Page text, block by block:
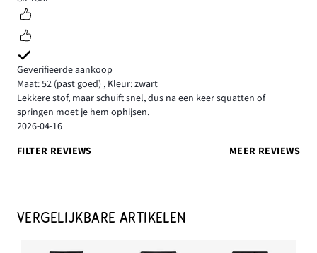
Geverifieerde aankoop
Maat: 52 (past goed) , Kleur: zwart
Lekkere stof, maar schuift snel, dus na een keer squatten of
springen moet je hem ophijsen.
2026-04-16
FILTER REVIEWS
MEER REVIEWS
VERGELIJKBARE ARTIKELEN